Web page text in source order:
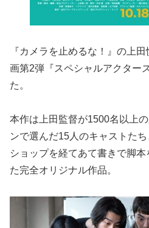
『カメラを止めるな！』の上
画第2弾『スペシャルアクター
た。
本作は上田監督が1500名以上
ンで選んだ15人のキャストた
ショップを経てあて書きで脚
た完全オリジナル作品。